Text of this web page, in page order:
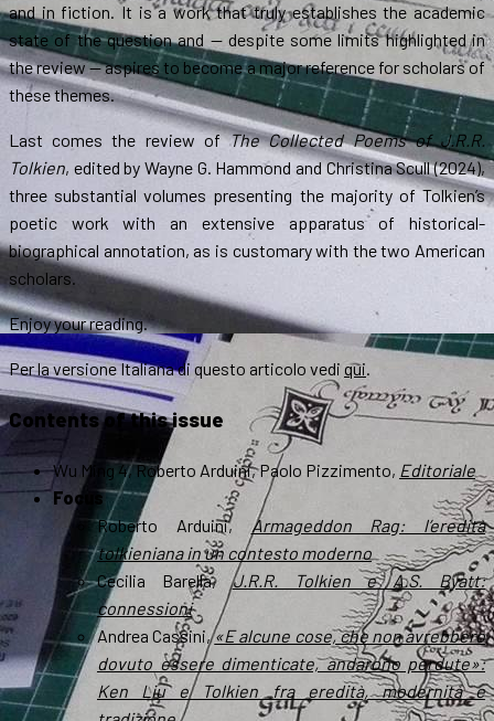
and in fiction. It is a work that truly establishes the academic
state of the question and — despite some limits highlighted in
the review — aspires to become a major reference for scholars of
these themes.
Last comes the review ofThe Collected Poems of J.R.R.
Tolkien, edited by Wayne G. Hammond and Christina Scull (2024),
three substantial volumes presenting the majority of Tolkien’s
poetic work with an extensive apparatus of historical-
biographical annotation, as is customary with the two American
scholars.
Enjoy your reading.
Per la versione Italiana di questo articolo vedi qui.
Contents of this issue
Wu Ming 4, Roberto Arduini, Paolo Pizzimento, Editoriale
Focus
Roberto Arduini, Armageddon Rag: l’eredità
tolkieniana in un contesto moderno
Cecilia Barella,J.R.R. Tolkien e A.S. Byatt:
connessioni
Andrea Cassini,«E alcune cose, che non avrebbero
dovuto essere dimenticate, andarono perdute»:
Ken Liu e Tolkien fra eredità, modernità e